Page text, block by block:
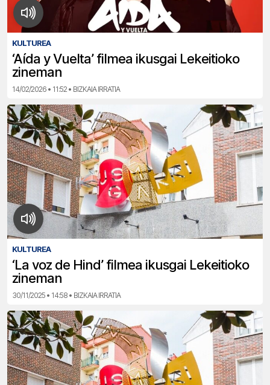
KULTUREA
‘Aída y Vuelta’ filmea ikusgai Lekeitioko
zineman
14/02/2026 • 11:52 • BIZKAIA IRRATIA
KULTUREA
‘La voz de Hind’ filmea ikusgai Lekeitioko
zineman
30/11/2025 • 14:58 • BIZKAIA IRRATIA